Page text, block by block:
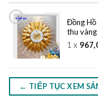
×
Đồng
thu
1 x
← TIẾP TỤC XEM